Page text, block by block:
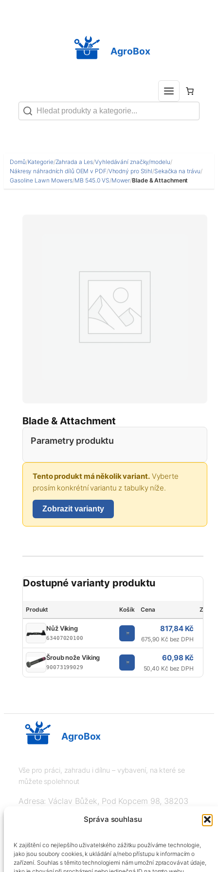
Správa souhlasu
K zajištění co nejlepšího uživatelského zážitku používáme technologie,
jako jsou soubory cookies, k ukládání a/nebo přístupu k informacím o
zařízení. Souhlas s těmito technologiemi nám umožní zpracovávat údaje,
AgroBox
Domů/Kategorie/Zahrada a Les/Vyhledávání značky/modelu/
Nákresy náhradních dílů OEM v PDF/Vhodný pro Stihl/Sekačka na trávu/
Gasoline Lawn Mowers/MB 545.0 VS/Mower/Blade & Attachment
Blade & Attachment
Parametry produktu
Tento produkt má několik variant.Vyberte
prosím konkrétní variantu z tabulky níže.
Zobrazit varianty
Dostupné varianty produktu
Produkt Košík Cena
Nůž Viking
63407020100
817,84 Kč
675,90 Kč bez DPH
Šroub nože Viking
90073199029
60,98 Kč
50,40 Kč bez DPH
AgroBox
Vše pro práci, zahradu i dílnu – vybavení, na které se
můžete spolehnout
Adresa: Václav Bůžek, Pod Kopcem 98, 38203
+420606334248, info@agrobox.cz